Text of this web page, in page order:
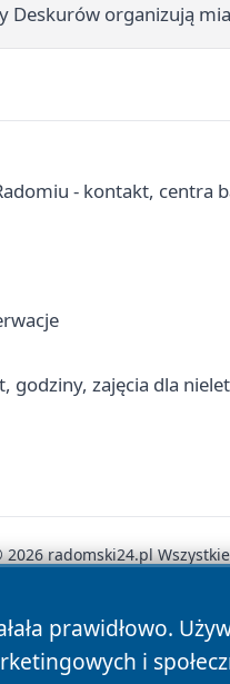
Deskurów organizują
- kontakt, centra
godziny, zajęcia dla
prawidłowo.
i
radomski24.pl
Polityka